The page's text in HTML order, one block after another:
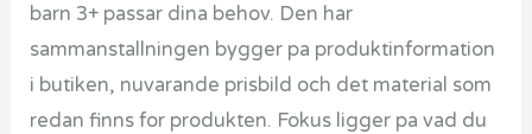
barn 3+ passar dina behov. Den har
sammanstallningen bygger pa produktinformation
i butiken, nuvarande prisbild och det material som
redan finns for produkten. Fokus ligger pa vad du